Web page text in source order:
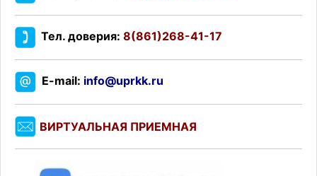
Тел. доверия: 8(861)268-41-17
E-mail: info@uprkk.ru
ВИРТУАЛЬНАЯ ПРИЕМНАЯ